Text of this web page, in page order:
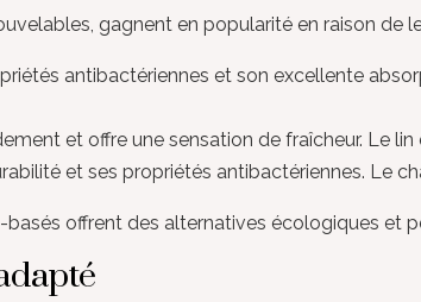
gagnent en popularité en raison de
antibactériennes et son excellente
et offre une sensation de fraîcheur. Le
et ses propriétés antibactériennes. Le
offrent des alternatives écologiques et